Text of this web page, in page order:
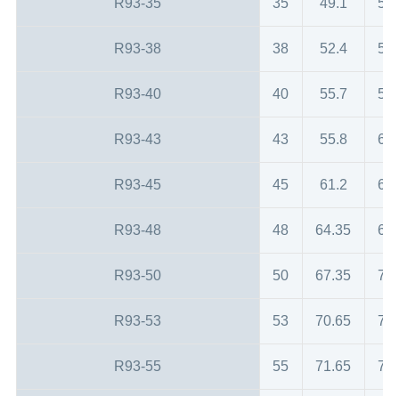
R93-35 35 49.1 50
R93-38 38 52.4 56
R93-40 40 55.7 58
R93-43 43 55.8 61
R93-45 45 61.2 63
R93-48 48 64.35 66
R93-50 50 67.35 70
R93-53 53 70.65 73
R93-55 55 71.65 75